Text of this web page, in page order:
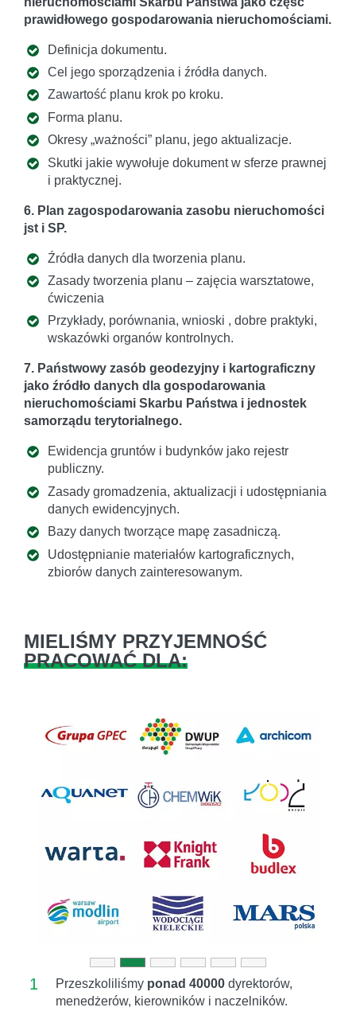
prawidłowego gospodarowania nieruchomościami.
Definicja dokumentu.
Cel jego sporządzenia i źródła danych.
Zawartość planu krok po kroku.
Forma planu.
Okresy „ważności” planu, jego aktualizacje.
Skutki jakie wywołuje dokument w sferze prawnej
i praktycznej.
6. Plan zagospodarowania zasobu nieruchomości
jst i SP.
Źródła danych dla tworzenia planu.
Zasady tworzenia planu – zajęcia warsztatowe,
ćwiczenia
Przykłady, porównania, wnioski , dobre praktyki,
wskazówki organów kontrolnych.
7. Państwowy zasób geodezyjny i kartograficzny
jako źródło danych dla gospodarowania
nieruchomościami Skarbu Państwa i jednostek
samorządu terytorialnego.
Ewidencja gruntów i budynków jako rejestr
publiczny.
Zasady gromadzenia, aktualizacji i udostępniania
danych ewidencyjnych.
Bazy danych tworzące mapę zasadniczą.
Udostępnianie materiałów kartograficznych,
zbiorów danych zainteresowanym.
MIELIŚMY PRZYJEMNOŚĆ
PRACOWAĆ DLA:
1 Przeszkoliliśmy ponad 40000 dyrektorów,
menedżerów, kierowników i naczelników.